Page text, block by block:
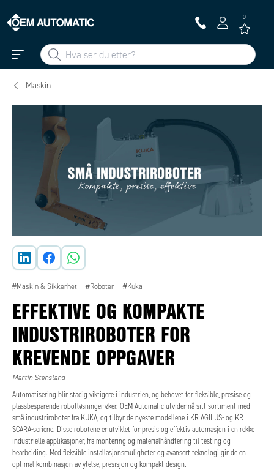
0
Maskin
#Maskin & Sikkerhet #Roboter #Kuka
EFFEKTIVE OG KOMPAKTE
INDUSTRIROBOTER FOR
KREVENDE OPPGAVER
Martin Stensland
Automatisering blir stadig viktigere i industrien, og behovet for fleksible, presise og
plassbesparende robotløsninger øker. OEM Automatic utvider nå sitt sortiment med
små industriroboter fra KUKA, og tilbyr de nyeste modellene i KR AGILUS- og KR
SCARA-seriene. Disse robotene er utviklet for presis og effektiv automasjon i en rekke
industrielle applikasjoner, fra montering og materialhåndtering til testing og
bearbeiding. Med fleksible installasjonsmuligheter og avansert teknologi gir de en
optimal kombinasjon av ytelse, presisjon og kompakt design.